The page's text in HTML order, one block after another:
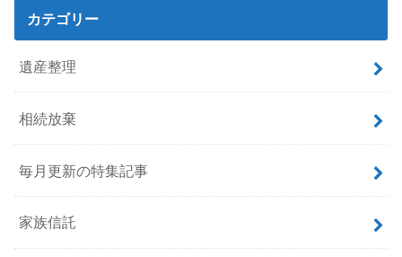
カテゴリー
遺産整理
相続放棄
毎月更新の特集記事
家族信託